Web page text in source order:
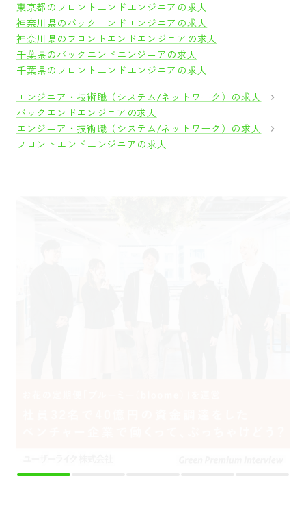
東京都のフロントエンドエンジニアの求人
神奈川県のバックエンドエンジニアの求人
神奈川県のフロントエンドエンジニアの求人
千葉県のバックエンドエンジニアの求人
千葉県のフロントエンドエンジニアの求人
エンジニア・技術職（システム/ネットワーク）の求人
バックエンドエンジニアの求人
エンジニア・技術職（システム/ネットワーク）の求人
フロントエンドエンジニアの求人